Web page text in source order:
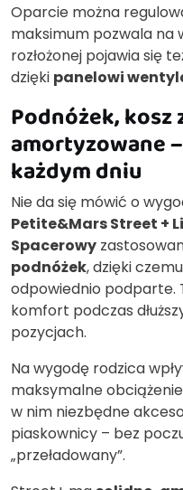
Oparcie można
maksimum pozwala na
rozłożonej pojawia się
dzięki panelowi
Podnóżek, kosz
amortyzowane
każdym dniu
Nie da się mówić o
Petite&Mars Street +
Spacerowy
podnóżek, dzięki
odpowiednio podparte.
komfort podczas
pozycjach.
Na wygodę rodzica
maksymalne
w nim niezbędne
piaskownicy – bez
„przeładowany”.